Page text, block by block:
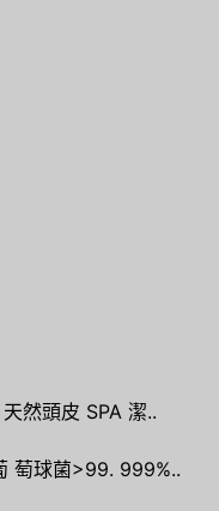
然頭皮 SPA 潔..
萄球菌>99. 999%..